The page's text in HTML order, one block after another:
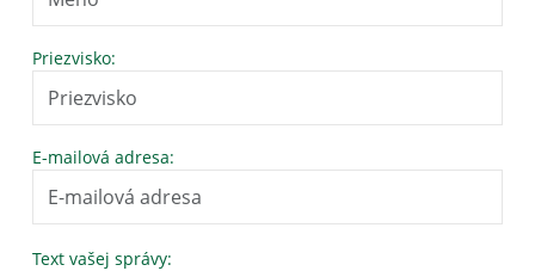
Priezvisko:
E-mailová adresa:
Text vašej správy: